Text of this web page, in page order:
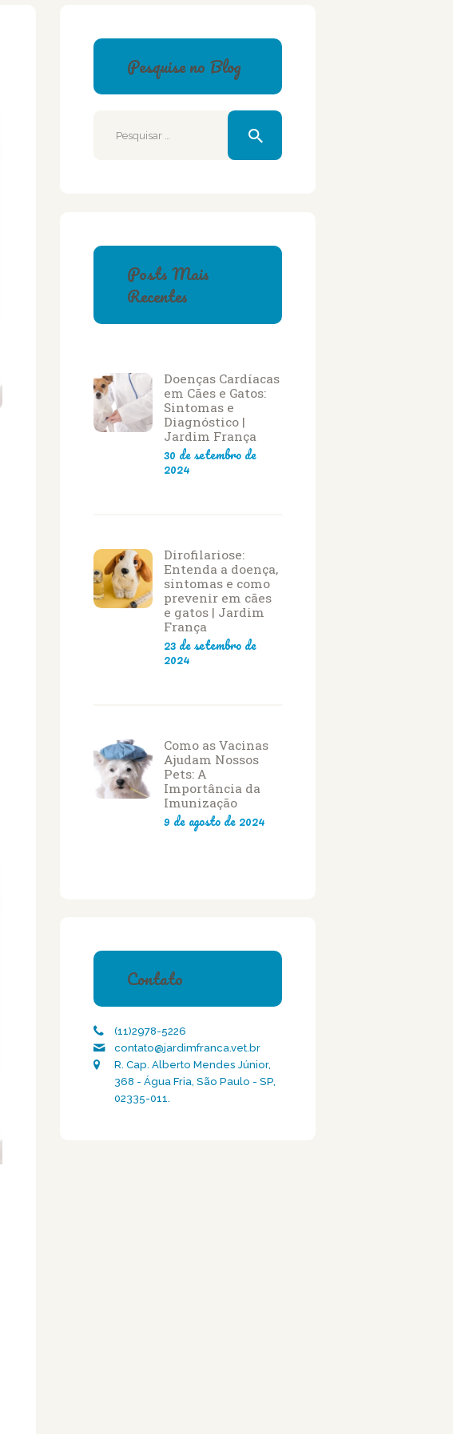
Pesquise no Blog
Posts Mais
Recentes
Doenças Cardíacas
em Cães e Gatos:
Sintomas e
Diagnóstico |
Jardim França
30 de setembro de
2024
Dirofilariose:
Entenda a doença,
sintomas e como
prevenir em cães
e gatos | Jardim
França
23 de setembro de
2024
Como as Vacinas
Ajudam Nossos
Pets: A
Importância da
Imunização
9 de agosto de 2024
Contato
(11)2978-5226
contato@jardimfranca.vet.br
R. Cap. Alberto Mendes Júnior,
368 - Água Fria, São Paulo - SP,
02335-011.